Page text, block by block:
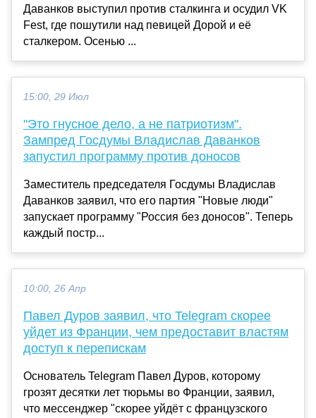
Даванков выступил против сталкинга и осудил VK
Fest, где пошутили над певицей Дорой и её
сталкером. Осенью ...
15:00, 29 Июл
"Это гнусное дело, а не патриотизм".
Зампред Госдумы Владислав Даванков
запустил программу против доносов
Заместитель председателя Госдумы Владислав
Даванков заявил, что его партия "Новые люди"
запускает программу "Россия без доносов". Теперь
каждый постр...
10:00, 26 Апр
Павел Дуров заявил, что Telegram скорее
уйдет из Франции, чем предоставит властям
доступ к перепискам
Основатель Telegram Павел Дуров, которому
грозят десятки лет тюрьмы во Франции, заявил,
что мессенджер "скорее уйдёт с французского